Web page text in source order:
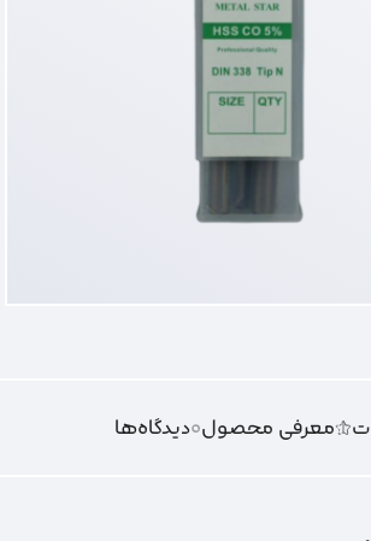
معرفی محصول0دیدگاه‌‌ها